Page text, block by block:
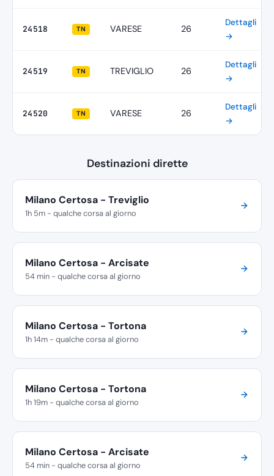
24518 TN VARESE 26
Dettagli
→
24519 TN TREVIGLIO 26
Dettagli
→
24520 TN VARESE 26
Dettagli
→
Destinazioni dirette
Milano Certosa - Treviglio
1h 5m - qualche corsa al giorno
Milano Certosa - Arcisate
54 min - qualche corsa al giorno
Milano Certosa - Tortona
1h 14m - qualche corsa al giorno
Milano Certosa - Tortona
1h 19m - qualche corsa al giorno
Milano Certosa - Arcisate
54 min - qualche corsa al giorno